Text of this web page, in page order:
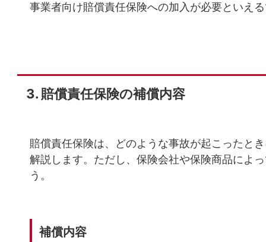
事業者向け賠償責任保険への加入が必要といえ
賠償責任保険の補償内容
賠償責任保険は、どのような事故が起こったと
解説します。ただし、保険会社や保険商品によ
う。
補償内容